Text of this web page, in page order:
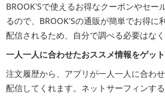
BROOK'Sで使えるお得なクーポンやセー
るので、BROOK'Sの通販が簡単でお得に
配信されるため、自分で調べる必要はなく
一人一人に合わせたおススメ情報をゲッ
注文履歴から、アプリが一人一人に合わ
配信してくれます。ネットサーフィンす